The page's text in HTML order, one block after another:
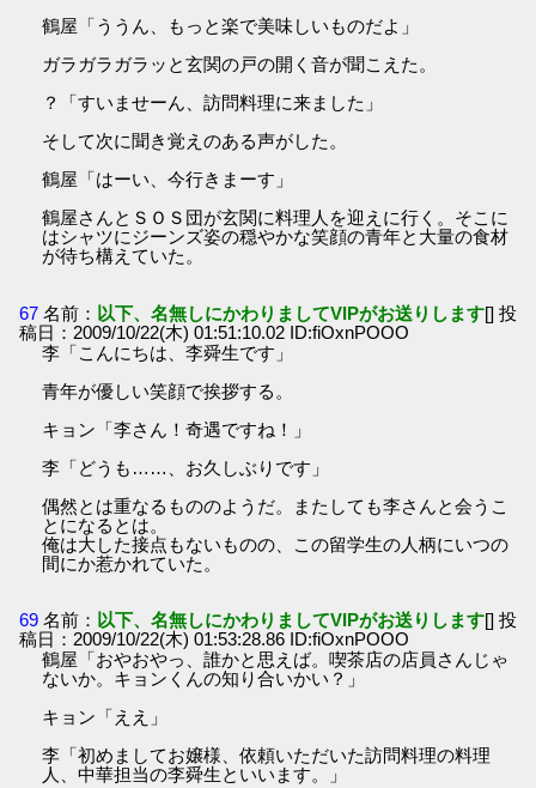
鶴屋「ううん、もっと楽で美味しいものだよ」
ガラガラガラッと玄関の戸の開く音が聞こえた。
？「すいませーん、訪問料理に来ました」
そして次に聞き覚えのある声がした。
鶴屋「はーい、今行きまーす」
鶴屋さんとＳＯＳ団が玄関に料理人を迎えに行く。そこに
はシャツにジーンズ姿の穏やかな笑顔の青年と大量の食材
が待ち構えていた。
67 名前： 以下、名無しにかわりましてVIPがお送りします[] 投
稿日：2009/10/22(木) 01:51:10.02 ID:fiOxnPOOO
李「こんにちは、李舜生です」
青年が優しい笑顔で挨拶する。
キョン「李さん！奇遇ですね！」
李「どうも……、お久しぶりです」
偶然とは重なるもののようだ。またしても李さんと会うこ
とになるとは。
俺は大した接点もないものの、この留学生の人柄にいつの
間にか惹かれていた。
69 名前： 以下、名無しにかわりましてVIPがお送りします[] 投
稿日：2009/10/22(木) 01:53:28.86 ID:fiOxnPOOO
鶴屋「おやおやっ、誰かと思えば。喫茶店の店員さんじゃ
ないか。キョンくんの知り合いかい？」
キョン「ええ」
李「初めましてお嬢様、依頼いただいた訪問料理の料理
人、中華担当の李舜生といいます。」